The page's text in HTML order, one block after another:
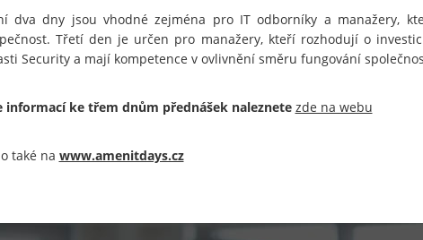
dva dny jsou vhodné zejména pro IT odborníky a manažery,
Třetí den je určen pro manažery, kteří rozhodují o
Security a mají kompetence v ovlivnění směru fungování
informací ke třem dnům přednášek naleznete zde na webu
také na www.amenitdays.cz